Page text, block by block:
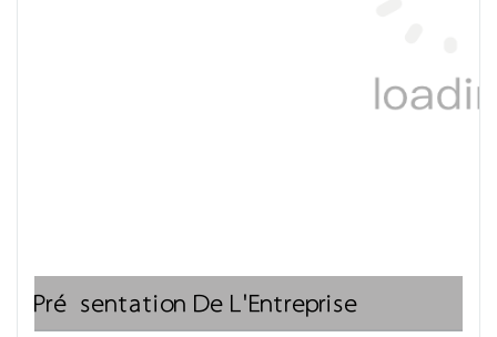
Présentation De L'Entreprise